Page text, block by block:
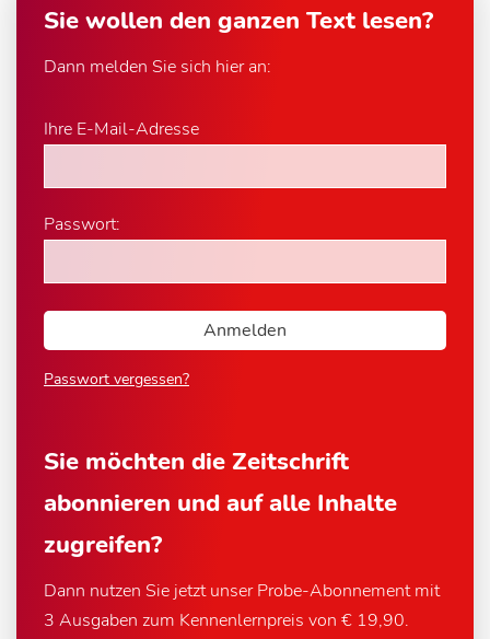
Sie wollen den ganzen Text lesen?
Dann melden Sie sich hier an:
Ihre E-Mail-Adresse
Passwort:
Passwort vergessen?
Sie möchten die Zeitschrift
abonnieren und auf alle Inhalte
zugreifen?
Dann nutzen Sie jetzt unser Probe-Abonnement mit
3 Ausgaben zum Kennenlernpreis von € 19,90.